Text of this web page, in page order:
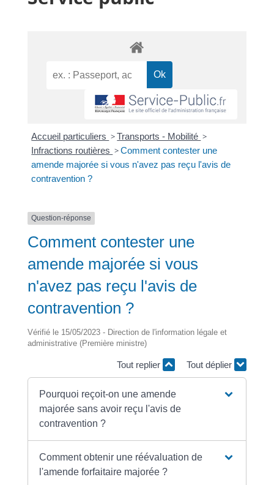
Accueil particuliers >Transports - Mobilité >
Infractions routières >Comment contester une
amende majorée si vous n'avez pas reçu l'avis de
contravention ?
Question-réponse
Comment contester une
amende majorée si vous
n'avez pas reçu l'avis de
contravention ?
Vérifié le 15/05/2023 - Direction de l'information légale et
administrative (Première ministre)
Tout replier Tout déplier
Pourquoi reçoit-on une amende
majorée sans avoir reçu l'avis de
contravention ?
Comment obtenir une réévaluation de
l'amende forfaitaire majorée ?